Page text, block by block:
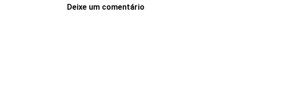
Deixe um comentário